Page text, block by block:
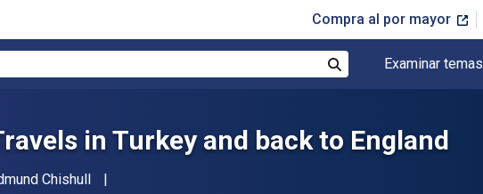
Compra al por mayor
Examinar temas
in Turkey and back to England
Chishull